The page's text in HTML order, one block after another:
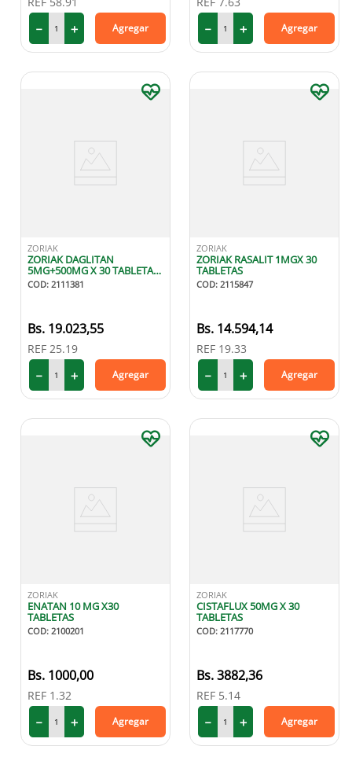
＋
－ Agregar
＋
－ Agregar
ZORIAK
ZORIAK DAGLITAN
5MG+500MG X 30 TABLETAS
RECUBIERTOS
COD: 2111381
19.023,55
REF 25.19
＋
－ Agregar
ZORIAK
ZORIAK RASALIT 1MGX 30
TABLETAS
COD: 2115847
14.594,14
REF 19.33
＋
－ Agregar
ZORIAK
ENATAN 10 MG X30
TABLETAS
COD: 2100201
1000,00
REF 1.32
＋
－ Agregar
ZORIAK
CISTAFLUX 50MG X 30
TABLETAS
COD: 2117770
3882,36
REF 5.14
＋
－ Agregar